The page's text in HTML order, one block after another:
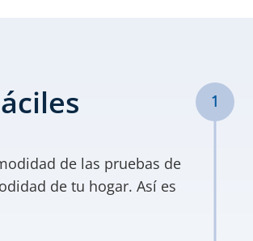
de las pruebas de
de tu hogar. Así es